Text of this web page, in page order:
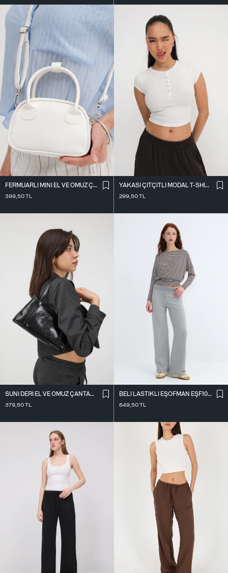
FERMUARLI MINI EL VE OMUZ ÇANTASI Ç6007-G9
399,50TL
YAKASI ÇITÇITLI MODAL T-SHIRT P0346-İ12
299,50TL
SUNI DERI EL VE OMUZ ÇANTASI Ç09-G11
379,50TL
BELI LASTIKLI EŞOFMAN EŞF10308-P10
649,50TL